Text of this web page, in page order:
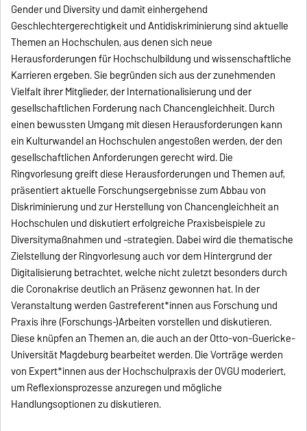
Gender und Diversity und damit einhergehend
Geschlechtergerechtigkeit und Antidiskriminierung sind aktuelle
Themen an Hochschulen, aus denen sich neue
Herausforderungen für Hochschulbildung und wissenschaftliche
Karrieren ergeben. Sie begründen sich aus der zunehmenden
Vielfalt ihrer Mitglieder, der Internationalisierung und der
gesellschaftlichen Forderung nach Chancengleichheit. Durch
einen bewussten Umgang mit diesen Herausforderungen kann
ein Kulturwandel an Hochschulen angestoßen werden, der den
gesellschaftlichen Anforderungen gerecht wird. Die
Ringvorlesung greift diese Herausforderungen und Themen auf,
präsentiert aktuelle Forschungsergebnisse zum Abbau von
Diskriminierung und zur Herstellung von Chancengleichheit an
Hochschulen und diskutiert erfolgreiche Praxisbeispiele zu
Diversitymaßnahmen und –strategien. Dabei wird die thematische
Zielstellung der Ringvorlesung auch vor dem Hintergrund der
Digitalisierung betrachtet, welche nicht zuletzt besonders durch
die Coronakrise deutlich an Präsenz gewonnen hat. In der
Veranstaltung werden Gastreferent*innen aus Forschung und
Praxis ihre (Forschungs-)Arbeiten vorstellen und diskutieren.
Diese knüpfen an Themen an, die auch an der Otto-von-Guericke-
Universität Magdeburg bearbeitet werden. Die Vorträge werden
von Expert*innen aus der Hochschulpraxis der OVGU moderiert,
um Reflexionsprozesse anzuregen und mögliche
Handlungsoptionen zu diskutieren.